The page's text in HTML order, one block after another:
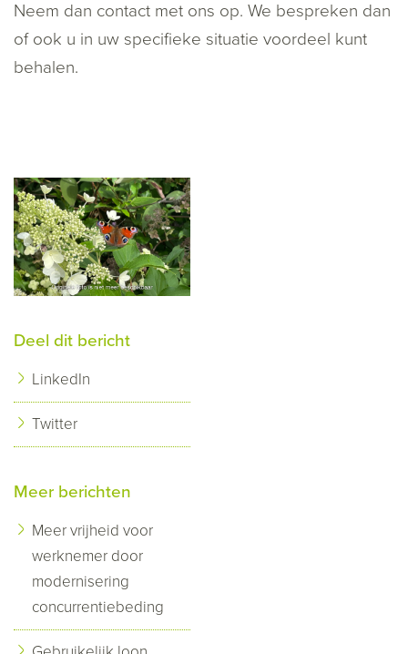
Neem dan contact met ons op. We bespreken dan
of ook u in uw specifieke situatie voordeel kunt
behalen.
Deel dit bericht
LinkedIn
Twitter
Meer berichten
Meer vrijheid voor
werknemer door
modernisering
concurrentiebeding